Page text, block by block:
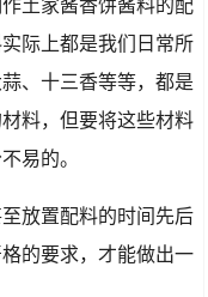
际上都是我们日常所
、十三香等等，都是
料，但要将这些材料
易的。
放置配料的时间先后
的要求，才能做出一